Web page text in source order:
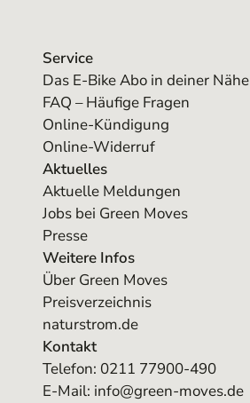
Service
Das E-Bike Abo in deiner Nähe
FAQ – Häufige Fragen
Online-Kündigung
Online-Widerruf
Aktuelles
Aktuelle Meldungen
Jobs bei Green Moves
Presse
Weitere Infos
Über Green Moves
Preisverzeichnis
naturstrom.de
Kontakt
Telefon: 0211 77900-490
E-Mail: info@green-moves.de